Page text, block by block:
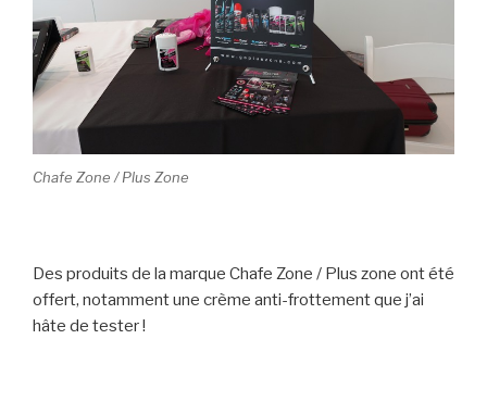
Chafe Zone / Plus Zone
Des produits de la marque Chafe Zone / Plus zone ont été
offert, notamment une crème anti-frottement que j’ai
hâte de tester !